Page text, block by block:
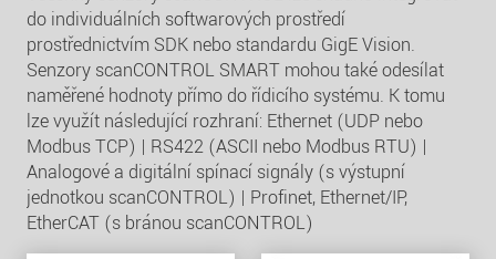
do individuálních softwarových prostředí
prostřednictvím SDK nebo standardu GigE Vision.
Senzory scanCONTROL SMART mohou také odesílat
naměřené hodnoty přímo do řídicího systému. K tomu
lze využít následující rozhraní: Ethernet (UDP nebo
Modbus TCP) | RS422 (ASCII nebo Modbus RTU) |
Analogové a digitální spínací signály (s výstupní
jednotkou scanCONTROL) | Profinet, Ethernet/IP,
EtherCAT (s bránou scanCONTROL)